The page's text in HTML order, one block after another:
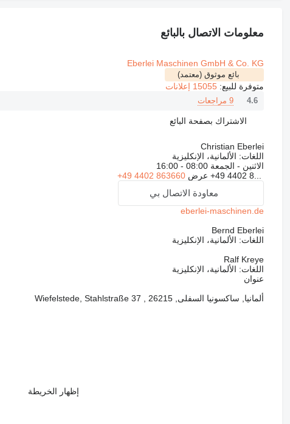
معلومات الاتصال بالبائع
Eberlei Maschinen GmbH & Co. KG
بائع موثوق (معتمد)
متوفرة للبيع: 15055 إعلانات
4.6 9 مراجعات
الاشتراك بصفحة البائع
Christian Eberlei
اللغات: الألمانية، الإنكليزية
الاثنين - الجمعة 08:00 - 16:00
+49 4402 8... عرض +49 4402 863660
معاودة الاتصال بي
eberlei-maschinen.de
Bernd Eberlei
اللغات: الألمانية، الإنكليزية
Ralf Kreye
اللغات: الألمانية، الإنكليزية
عنوان
ألمانيا, ساكسونيا السفلى, 26215 , Wiefelstede, Stahlstraße 37
إظهار الخريطة